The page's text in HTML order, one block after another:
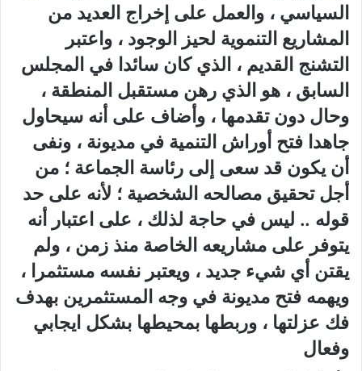
السياسي ، والعمل على إخراج العديد من
المشاريع التنموية لحيز الوجود ، واعتبر
التشنج القديم ، الذي كان سائدا في المجلس
السابق ، هو الذي رهن مستقبل المنطقة ،
وحال دون تقدمها ، وأضاف على أنه سيحاول
جاهدا فتح أوراش التنمية في مديونة ، ونفى
أن يكون قد سعى إلى رئاسة الجماعة ؛ من
أجل تحقيق مصالحه الشخصية ؛ لأنه على حد
قوله .. ليس في حاجة لذلك ، على اعتبار أنه
يتوفر على مشاريعه الخاصة منذ زمن ، ولم
يقتن أي شيء جديد ، ويعتبر نفسه مستثمرا ،
ويهمه فتح مديونة في وجه المستثمرين بهدف
فك عزلتها ، وربطها بمحيطها بشكل ايجابي
وفعال